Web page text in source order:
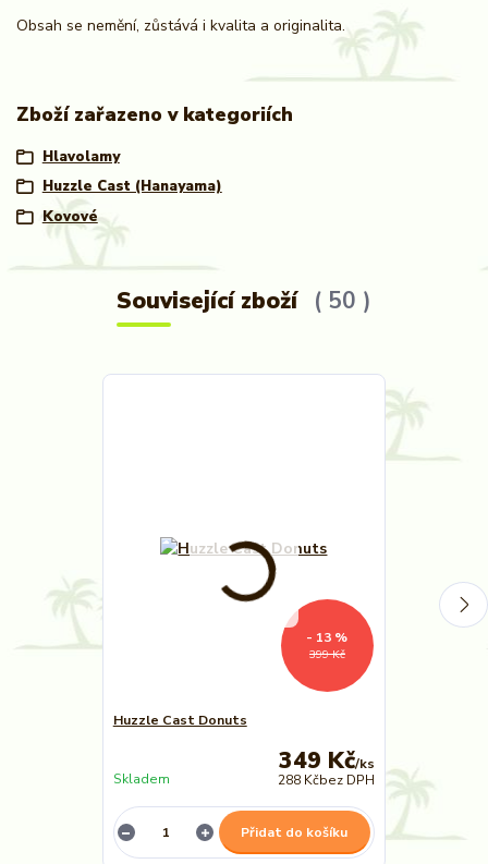
Obsah se nemění, zůstává i kvalita a originalita.
Zboží zařazeno v kategoriích
Hlavolamy
Huzzle Cast (Hanayama)
Kovové
Související zboží 50
399 Kč
- 13 %
Huzzle Cast Donuts
349 Kč/ks
288 Kčbez DPH
Skladem
Přidat do košíku
Není skladem